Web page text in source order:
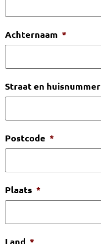
Achternaam *
Straat en huisnummer
Postcode *
Plaats *
Land *